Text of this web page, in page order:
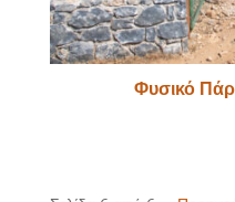
Φυσικό